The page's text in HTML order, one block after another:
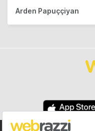
Arden Papuççiyan